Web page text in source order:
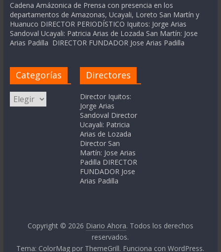
Cadena Amázonica de Prensa con presencia en los
departamentos de Amazonas, Ucayali, Loreto San Martín y
Huanuco DIRECTOR PERIODÍSTICO Iquitos: Jorge Arias
Sandoval Ucayali: Patricia Arias de Lozada San Martín: Jose
Arias Padilla DIRECTOR FUNDADOR Jose Arias Padilla
Categorías
Categorías
Directores
Director Iquitos:
Jorge Arias
Sandoval Director
Ucayali: Patricia
Arias de Lozada
Director San
Martín: Jose Arias
Padilla DIRECTOR
FUNDADOR Jose
Arias Padilla
Copyright © 2026 Diario Ahora. Todos los derechos
reservados.
Tema: ColorMag por ThemeGrill. Funciona conWordPress.